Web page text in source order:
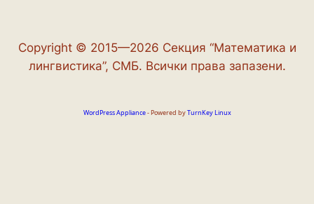
Copyright © 2015—2026 Секция “Математика и
лингвистика”, СМБ. Всички права запазени.
WordPress Appliance- Powered byTurnKey Linux